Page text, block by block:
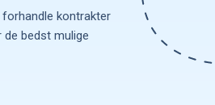
kontrakter
de bedst mulige